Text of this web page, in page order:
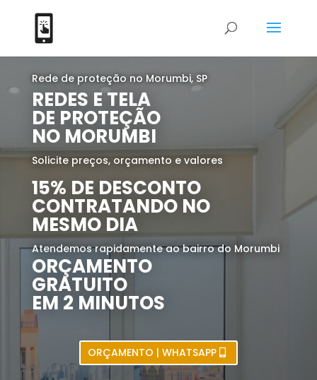
Rede de proteção no Morumbi, SP
REDES E TELA
DE PROTEÇÃO
NO MORUMBI
Solicite preços, orçamento e valores
15% DE DESCONTO
CONTRATANDO NO
MESMO DIA
Atendemos rapidamente ao bairro do Morumbi
ORÇAMENTO
GRATUITO
EM 2 MINUTOS
ORÇAMENTO | WHATSAPP